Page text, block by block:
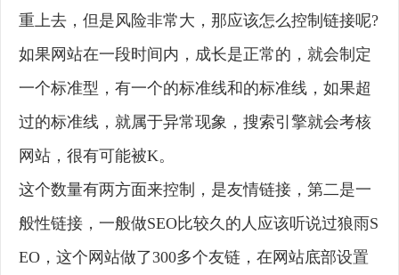
重上去，但是风险非常大，那应该怎么控制链接呢?
如果网站在一段时间内，成长是正常的，就会制定
一个标准型，有一个的标准线和的标准线，如果超
过的标准线，就属于异常现象，搜索引擎就会考核
网站，很有可能被K。
这个数量有两方面来控制，是友情链接，第二是一
般性链接，一般做SEO比较久的人应该听说过狼雨S
EO，这个网站做了300多个友链，在网站底部设置